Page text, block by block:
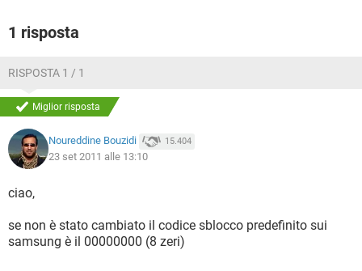
1 risposta
RISPOSTA 1 / 1
Miglior risposta
Noureddine Bouzidi 15.404
23 set 2011 alle 13:10
ciao,
se non è stato cambiato il codice sblocco predefinito sui
samsung è il 00000000 (8 zeri)